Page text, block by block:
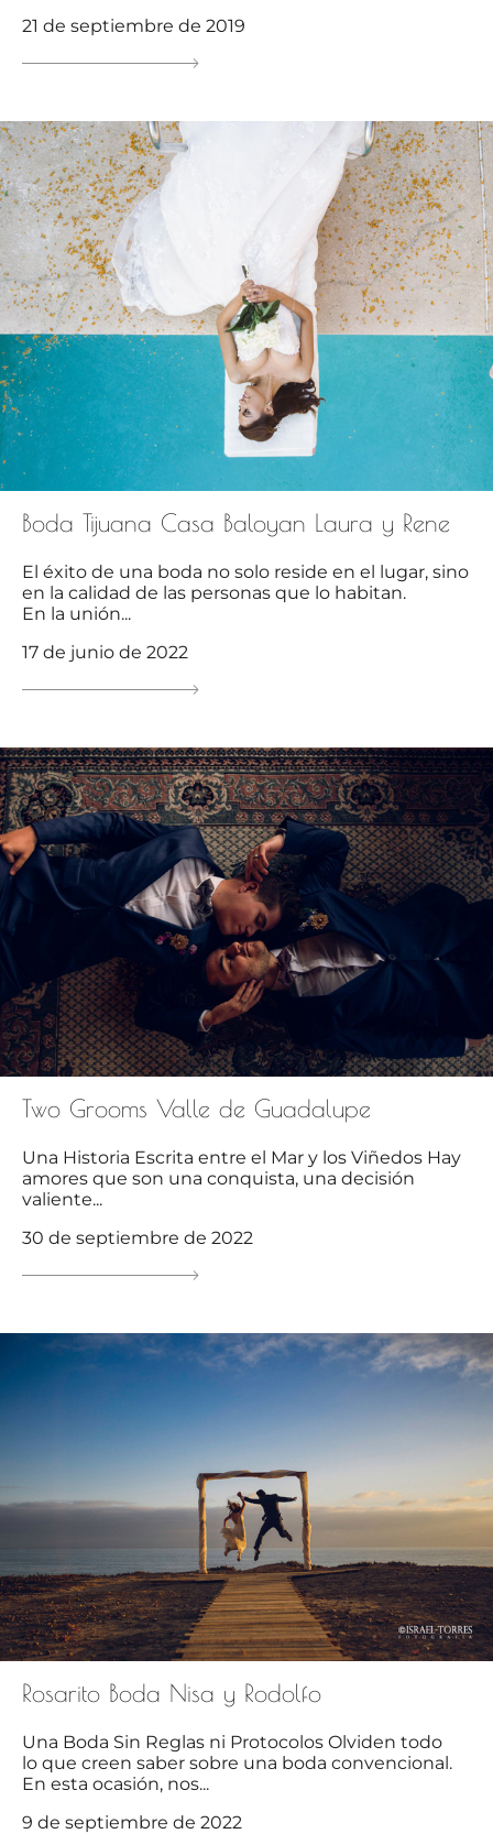
21 de septiembre de 2019
Boda Tijuana Casa Baloyan Laura y Rene
El éxito de una boda no solo reside en el lugar, sino
en la calidad de las personas que lo habitan.
En la unión...
17 de junio de 2022
Two Grooms Valle de Guadalupe
Una Historia Escrita entre el Mar y los Viñedos Hay
amores que son una conquista, una decisión
valiente...
30 de septiembre de 2022
Rosarito Boda Nisa y Rodolfo
Una Boda Sin Reglas ni Protocolos Olviden todo
lo que creen saber sobre una boda convencional.
En esta ocasión, nos...
9 de septiembre de 2022